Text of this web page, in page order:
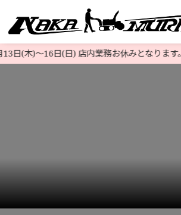
日(木)〜16日(日) 店内業務お休みとなります。